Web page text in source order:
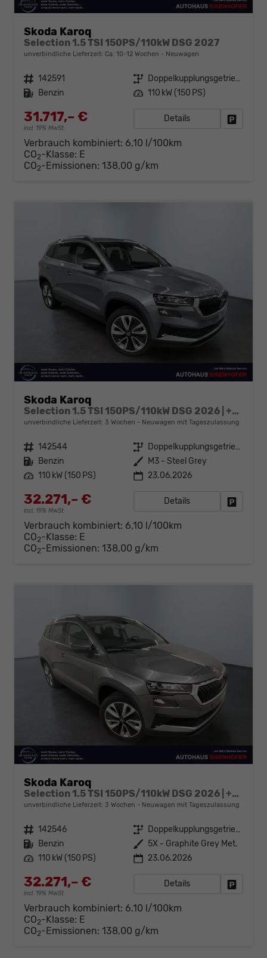
Skoda Karoq
Selection 1.5 TSI 150PS/110kW DSG 2027
unverbindliche Lieferzeit: Ca. 10-12 Wochen Neuwagen
Fahrzeugnr. 142591 Getriebe
Doppelkupplungsgetriebe (DSG)
Kraftstoff Benzin Leistung 110 kW (150 PS)
31.717,– €
incl. 19% MwSt.
Details
Verbrauch kombiniert: 6,10 l/100km
CO2-Klasse: E
CO2-Emissionen: 138,00 g/km
Skoda Karoq
Selection 1.5 TSI 150PS/110kW DSG 2026 | +TravelAssist +RFK & Parksensoren +Var. Gepäckraumboden
unverbindliche Lieferzeit: 3 Wochen Neuwagen mit Tageszulassung
Fahrzeugnr. 142544 Getriebe
Doppelkupplungsgetriebe (DSG)
Kraftstoff Benzin Außenfarbe M3 - Steel Grey
Leistung 110 kW (150 PS) 23.06.2026
32.271,– €
incl. 19% MwSt.
Details
Verbrauch kombiniert: 6,10 l/100km
CO2-Klasse: E
CO2-Emissionen: 138,00 g/km
Skoda Karoq
Selection 1.5 TSI 150PS/110kW DSG 2026 | +TravelAssist +RFK & Parksensoren +Var. Gepäckraumboden
unverbindliche Lieferzeit: 3 Wochen Neuwagen mit Tageszulassung
Fahrzeugnr. 142546 Getriebe
Doppelkupplungsgetriebe (DSG)
Kraftstoff Benzin Außenfarbe 5X - Graphite Grey Met.
Leistung 110 kW (150 PS) 23.06.2026
32.271,– €
incl. 19% MwSt.
Details
Verbrauch kombiniert: 6,10 l/100km
CO2-Klasse: E
CO2-Emissionen: 138,00 g/km